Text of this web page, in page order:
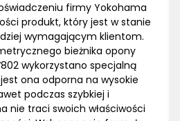
firmy Yokohama
produkt, który jest w stanie
wymagającym klientom.
bieżnika opony
wykorzystano specjalną
ona odporna na wysokie
podczas szybkiej i
nie traci swoich właściwości